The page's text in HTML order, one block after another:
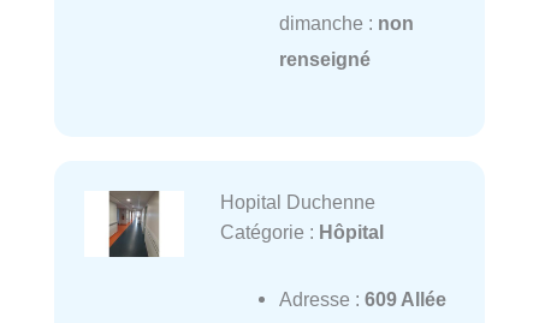
dimanche : non
renseigné
Hopital Duchenne
Catégorie : Hôpital
Adresse : 609 Allée